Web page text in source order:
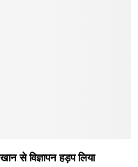
से विज्ञापन हड़प लिया